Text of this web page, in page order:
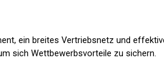
ein breites Vertriebsnetz und
sich Wettbewerbsvorteile zu sichern.